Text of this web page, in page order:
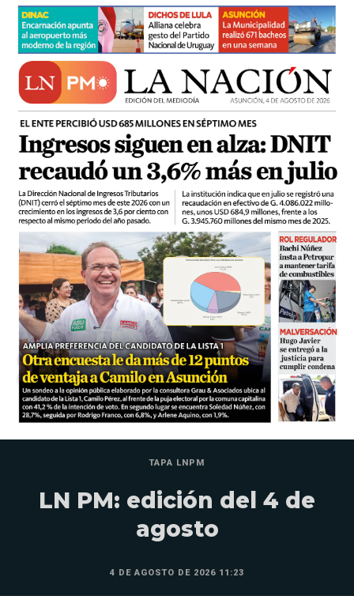
TAPA LNPM
LN PM: edición del 4 de
agosto
4 DE AGOSTO DE 2026 11:23